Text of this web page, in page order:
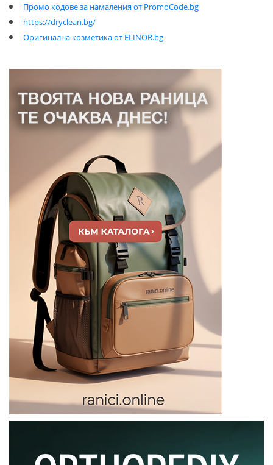
Промо кодове за намаления от PromoCode.bg
https://dryclean.bg/
Оригинална козметика от ELINOR.bg